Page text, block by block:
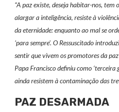
“A paz existe, deseja habitar-nos, tem
alargar a inteligência, resiste à
da eternidade: enquanto ao mal se
‘para sempre’. O Ressuscitado
sentir que vivem os promotores da
Papa Francisco definiu como ‘terceira
ainda resistem à contaminação das
PAZ DESARMADA